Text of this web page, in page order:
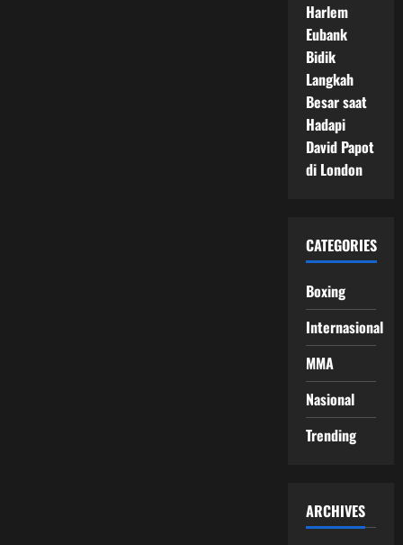
Harlem
Eubank
Bidik
Langkah
Besar saat
Hadapi
David Papot
di London
CATEGORIES
Boxing
Internasional
MMA
Nasional
Trending
ARCHIVES